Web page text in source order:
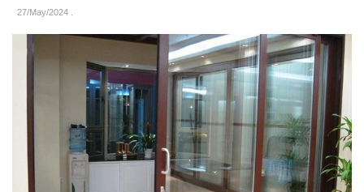
27/May/2024